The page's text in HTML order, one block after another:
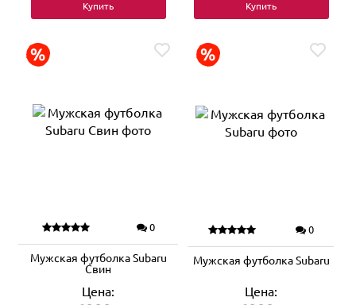
Купить Купить
0
Мужская футболка Subaru
Свин
Цена:
0
Мужская футболка Subaru
Цена: